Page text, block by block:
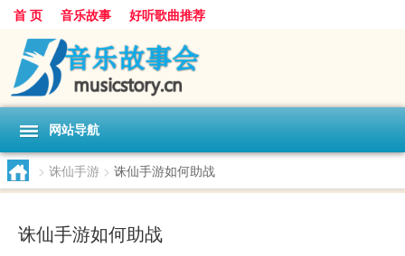
首 页 音乐故事 好听歌曲推荐
网站导航
> 诛仙手游 > 诛仙手游如何助战
诛仙手游如何助战